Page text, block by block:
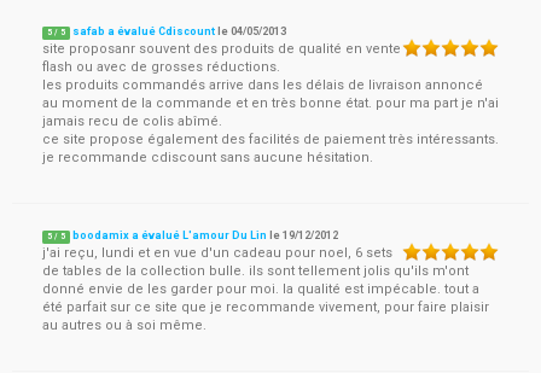
5 / 5 safab a évalué Cdiscount le04/05/2013
site proposanr souvent des produits de qualité en vente
flash ou avec de grosses réductions.
les produits commandés arrive dans les délais de livraison annoncé
au moment de la commande et en très bonne état. pour ma part je n'ai
jamais recu de colis abîmé.
ce site propose également des facilités de paiement très intéressants.
je recommande cdiscount sans aucune hésitation.
5 / 5 boodamix a évalué L'amour Du Lin le19/12/2012
j'ai reçu, lundi et en vue d'un cadeau pour noel, 6 sets
de tables de la collection bulle. ils sont tellement jolis qu'ils m'ont
donné envie de les garder pour moi. la qualité est impécable. tout a
été parfait sur ce site que je recommande vivement, pour faire plaisir
au autres ou à soi même.